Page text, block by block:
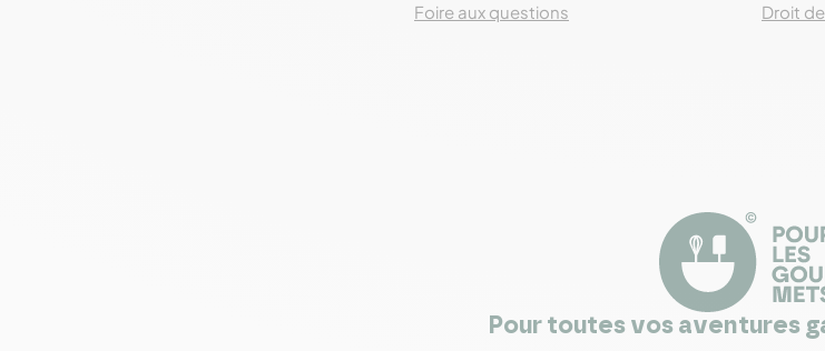
Foire aux questions
Droit
Pour toutes vos aventures